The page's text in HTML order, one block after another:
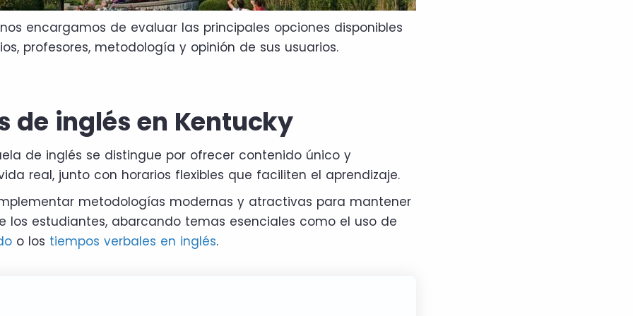
encargamos de evaluar las principales opciones disponibles
profesores, metodología y opinión de sus usuarios.
de inglés en Kentucky
de inglés se distingue por ofrecer contenido único y
real, junto con horarios flexibles que faciliten el aprendizaje.
metodologías modernas y atractivas para mantener
los estudiantes, abarcando temas esenciales como el uso de
o los tiempos verbales en inglés.